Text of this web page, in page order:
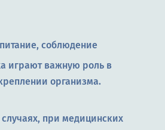
соблюдение
играют важную роль в
организма.
при медицинских